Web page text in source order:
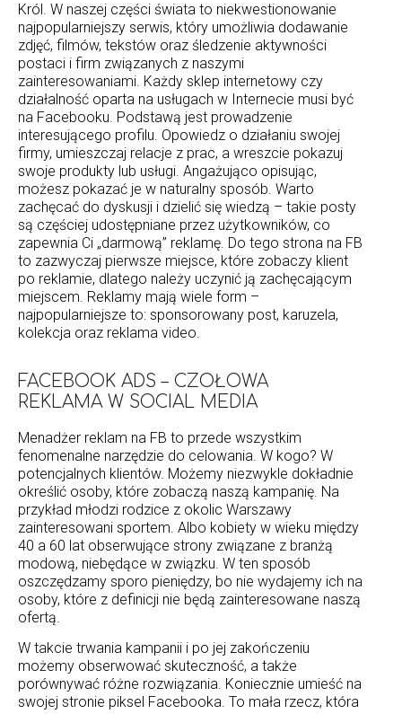
Król. W naszej części świata to niekwestionowanie
najpopularniejszy serwis, który umożliwia dodawanie
zdjęć, filmów, tekstów oraz śledzenie aktywności
postaci i firm związanych z naszymi
zainteresowaniami. Każdy sklep internetowy czy
działalność oparta na usługach w Internecie musi być
na Facebooku. Podstawą jest prowadzenie
interesującego profilu. Opowiedz o działaniu swojej
firmy, umieszczaj relacje z prac, a wreszcie pokazuj
swoje produkty lub usługi. Angażująco opisując,
możesz pokazać je w naturalny sposób. Warto
zachęcać do dyskusji i dzielić się wiedzą – takie posty
są częściej udostępniane przez użytkowników, co
zapewnia Ci „darmową” reklamę. Do tego strona na FB
to zazwyczaj pierwsze miejsce, które zobaczy klient
po reklamie, dlatego należy uczynić ją zachęcającym
miejscem. Reklamy mają wiele form –
najpopularniejsze to: sponsorowany post, karuzela,
kolekcja oraz reklama video.
FACEBOOK ADS – CZOŁOWA
REKLAMA W SOCIAL MEDIA
Menadżer reklam na FB to przede wszystkim
fenomenalne narzędzie do celowania. W kogo? W
potencjalnych klientów. Możemy niezwykle dokładnie
określić osoby, które zobaczą naszą kampanię. Na
przykład młodzi rodzice z okolic Warszawy
zainteresowani sportem. Albo kobiety w wieku między
40 a 60 lat obserwujące strony związane z branżą
modową, niebędące w związku. W ten sposób
oszczędzamy sporo pieniędzy, bo nie wydajemy ich na
osoby, które z definicji nie będą zainteresowane naszą
ofertą.
W takcie trwania kampanii i po jej zakończeniu
możemy obserwować skuteczność, a także
porównywać różne rozwiązania. Koniecznie umieść na
swojej stronie piksel Facebooka. To mała rzecz, która